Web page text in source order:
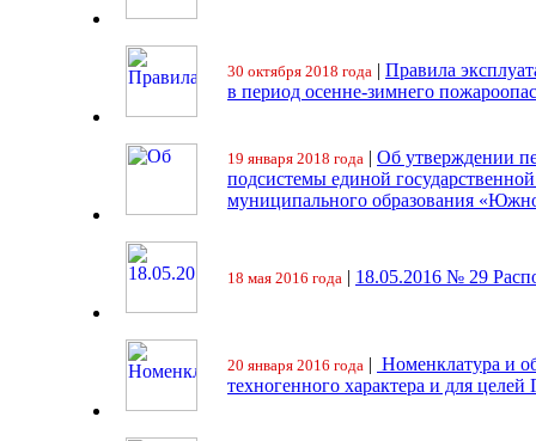
30 октября 2018 года | Правила
в период осенне-зимнего
19 января 2018 года | Об утверждении
подсистемы единой
муниципального образования
18 мая 2016 года | 18.05.2016 № 29
20 января 2016 года | Номенклатура и
техногенного характера и для целей